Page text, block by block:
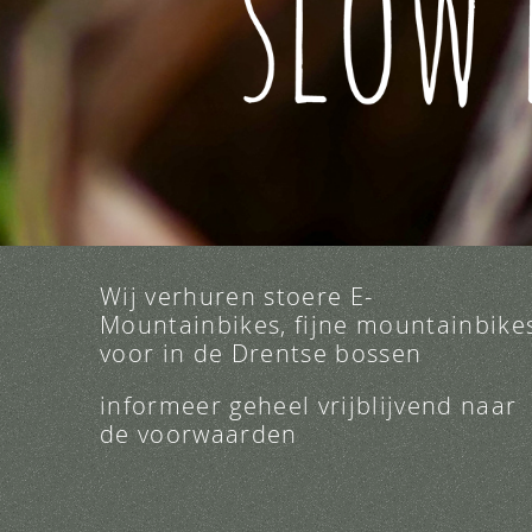
Wij verhuren stoere E-
Mountainbikes, fijne
voor in de Drentse bossen
informeer geheel vrijblijvend naar
de voorwaarden